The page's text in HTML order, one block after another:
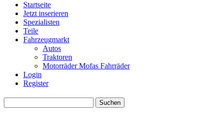
Startseite
Jetzt inserieren
Spezialisten
Teile
Fahrzeugmarkt
Autos
Traktoren
Motorräder Mofas Fahrräder
Login
Register
nach: